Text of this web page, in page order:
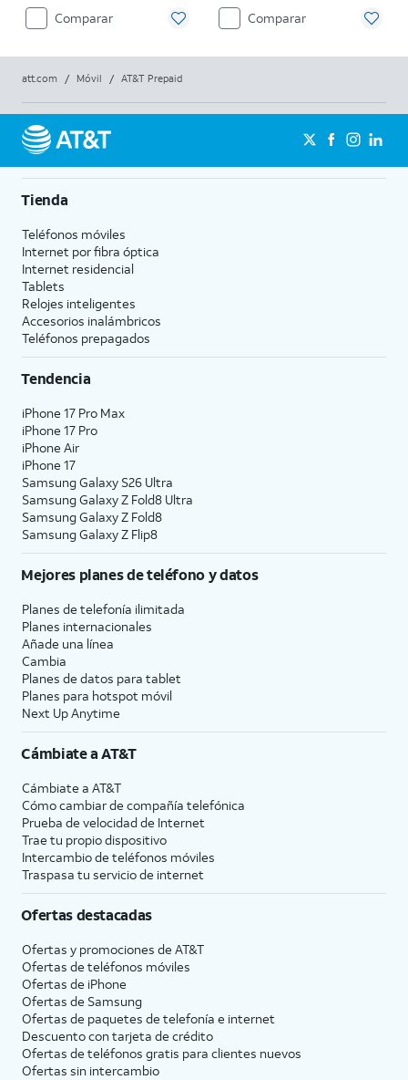
Comparar Comparar
att.com / Móvil / AT&T Prepaid
Tienda
Teléfonos móviles
Internet por fibra óptica
Internet residencial
Tablets
Relojes inteligentes
Accesorios inalámbricos
Teléfonos prepagados
Tendencia
iPhone 17 Pro Max
iPhone 17 Pro
iPhone Air
iPhone 17
Samsung Galaxy S26 Ultra
Samsung Galaxy Z Fold8 Ultra
Samsung Galaxy Z Fold8
Samsung Galaxy Z Flip8
Mejores planes de teléfono y datos
Planes de telefonía ilimitada
Planes internacionales
Añade una línea
Cambia
Planes de datos para tablet
Planes para hotspot móvil
Next Up Anytime
Cámbiate aAT&T
Cámbiate a AT&T
Cómo cambiar de compañía telefónica
Prueba de velocidad de Internet
Trae tu propio dispositivo
Intercambio de teléfonos móviles
Traspasa tu servicio de internet
Ofertas destacadas
Ofertas y promociones de AT&T
Ofertas de teléfonos móviles
Ofertas de iPhone
Ofertas de Samsung
Ofertas de paquetes de telefonía e internet
Descuento con tarjeta de crédito
Ofertas de teléfonos gratis para clientes nuevos
Ofertas sin intercambio